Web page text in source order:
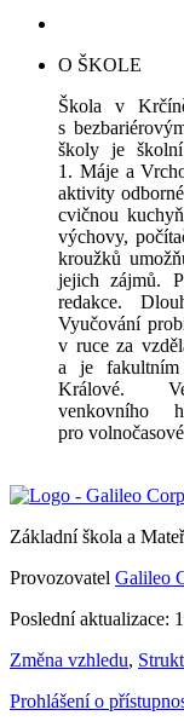
O ŠKOLE
Škola v
s
školy je
1. Máje a
aktivity
cvičnou
výchovy,
kroužků
jejich zájmů.
redakce.
Vyučování
v ruce za
a je fakultním
Králové.
venkovního
pro
Základní škola a
Provozovatel Galileo
Poslední aktualizace:
Změna vzhledu,
Prohlášení o